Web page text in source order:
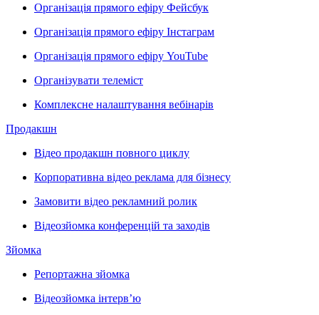
Організація прямого ефіру Фейсбук
Організація прямого ефіру Інстаграм
Організація прямого ефіру YouTube
Організувати телеміст
Комплексне налаштування вебінарів
Продакшн
Відео продакшн повного циклу
Корпоративна відео реклама для бізнесу
Замовити відео рекламний ролик
Відеозйомка конференцій та заходів
Зйомка
Репортажна зйомка
Відеозйомка інтерв’ю